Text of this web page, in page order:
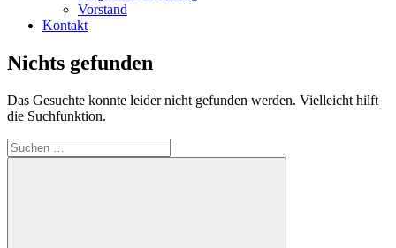
Vorstand
Kontakt
Nichts gefunden
Das Gesuchte konnte leider nicht gefunden werden. Vielleicht hilft
die Suchfunktion.
Suchen
nach: